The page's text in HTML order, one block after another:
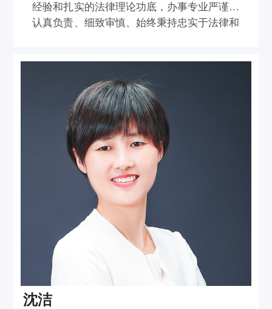
经验和扎实的法律理论功底，办事专业严谨、
认真负责、细致审慎、始终秉持忠实于法律和
议，同时担任盐城市多家企业的常年法律顾
问，在职业生涯中积累了丰富的诉与非诉办案
沈洁